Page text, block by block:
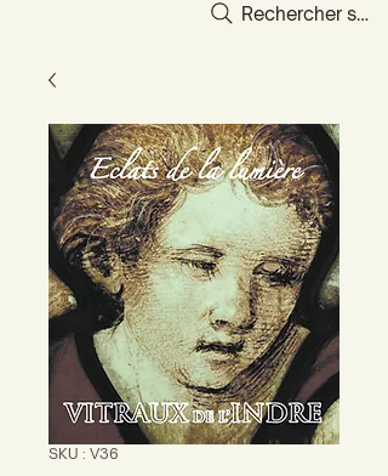
Rechercher sur
SKU : V36